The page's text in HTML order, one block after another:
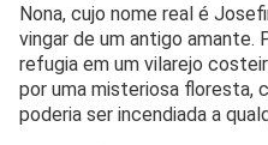
Nona, cujo nome real é
vingar de um antigo amante.
refugia em um vilarejo
por uma misteriosa floresta,
poderia ser incendiada a